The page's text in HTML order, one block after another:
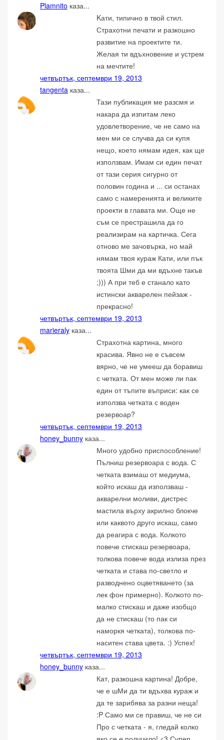
Plamnito каза...
Kати, типично в твой стил.
Страхотни печати и разкошно
развитие на проектите ти.
Желая ти вдъхновение и устрем
на мечтите!
четвъртък, септември 19, 2013
tangenta каза...
Тази публикация ме разсмя и
накара да изпитам леко
удовлетворение, че не само на
мен ми се случва да си купя
нещо, което нямам идея, как ще
използвам. Имам си един печат
от тази серия сигурно от
половин година и ... си останах
само с намеренията и великите
проекти в главата ми. Още не
съм се престрашила да го
реализирам на картичка. Сега
отново ме зачовърка, но май
нямам твоя кураж Кати, или пък
твоята Шми да ми вдъхне такъв
;))) А при теб е станало като
истински акварелен пейзаж -
прекрасно!
четвъртък, септември 19, 2013
marieraly каза...
Страхотна картина, много
красива. Явно не е съвсем
вярно, че не умееш да боравиш
с четката. От мен може ли пак
един от тъпите въприси: как се
използва четката с воден
резервоар?
четвъртък, септември 19, 2013
honey_bunny каза...
Много удобно приспособление!
Пълниш резервоара с вода. С
четката взимаш от медиума,
който искаш да използваш -
акварелни моливи, дистрес
мастила върху акрилно блокче
или каквото друго искаш, само
да реагира с вода. Колкото
повече стискаш резервоара,
толкова повече вода излиза през
четката и става по-светло и
разводнено оцветяването (за
лек фон примерно). Колкото по-
малко стискаш и даже изобщо
да не стискаш (то пак си
наморкя четката), толкова по-
наситен става цвета. :) Успех!
четвъртък, септември 19, 2013
honey_bunny каза...
Кат, разкошна картина! Добре,
че е шМи да ти вдъхва кураж и
да те зарибява за разни неща!
:P Само ми се правиш, че не си
Про с четката - я, гледай колко